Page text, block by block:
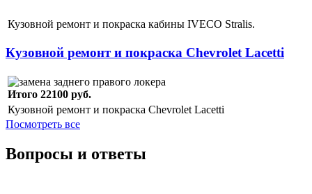
Кузовной ремонт и покраска кабины IVECO Stralis.
Кузовной ремонт и покраска Chevrolet Lacetti
Итого 22100 руб.
Кузовной ремонт и покраска Chevrolet Lacetti
Посмотреть все
Вопросы и ответы